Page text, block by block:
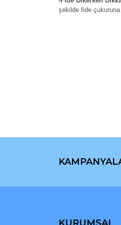
şekilde fide
Bu ürünün fiyat
Ürün fiyatı